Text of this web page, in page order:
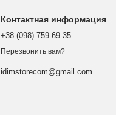
Контактная информация
+38 (098) 759-69-35
Перезвонить вам?
idimstorecom@gmail.com